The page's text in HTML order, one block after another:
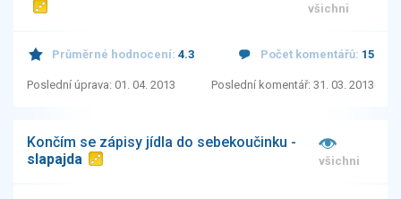
všichni
Průměrné hodnocení: 4.3 Počet komentářů: 15
Poslední úprava: 01. 04. 2013 Poslední komentář: 31. 03. 2013
Končím se zápisy jídla do sebekoučinku -
slapajda
všichni